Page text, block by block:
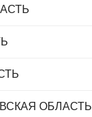
ОБЛАСТЬ